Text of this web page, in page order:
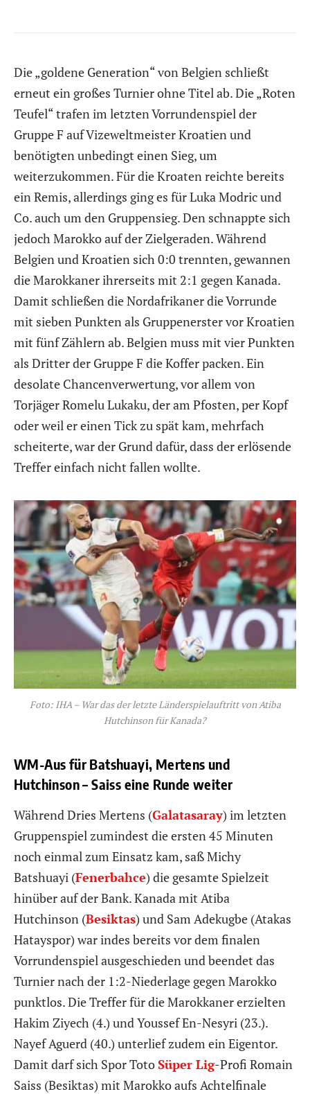
Die „goldene Generation“ von Belgien schließt
erneut ein großes Turnier ohne Titel ab. Die „Roten
Teufel“ trafen im letzten Vorrundenspiel der
Gruppe F auf Vizeweltmeister Kroatien und
benötigten unbedingt einen Sieg, um
weiterzukommen. Für die Kroaten reichte bereits
ein Remis, allerdings ging es für Luka Modric und
Co. auch um den Gruppensieg. Den schnappte sich
jedoch Marokko auf der Zielgeraden. Während
Belgien und Kroatien sich 0:0 trennten, gewannen
die Marokkaner ihrerseits mit 2:1 gegen Kanada.
Damit schließen die Nordafrikaner die Vorrunde
mit sieben Punkten als Gruppenerster vor Kroatien
mit fünf Zählern ab. Belgien muss mit vier Punkten
als Dritter der Gruppe F die Koffer packen. Ein
desolate Chancenverwertung, vor allem von
Torjäger Romelu Lukaku, der am Pfosten, per Kopf
oder weil er einen Tick zu spät kam, mehrfach
scheiterte, war der Grund dafür, dass der erlösende
Treffer einfach nicht fallen wollte.
Foto: IHA – War das der letzte Länderspielauftritt von Atiba
Hutchinson für Kanada?
WM-Aus für Batshuayi, Mertens und
Hutchinson – Saiss eine Runde weiter
Während Dries Mertens (Galatasaray) im letzten
Gruppenspiel zumindest die ersten 45 Minuten
noch einmal zum Einsatz kam, saß Michy
Batshuayi (Fenerbahce) die gesamte Spielzeit
hinüber auf der Bank. Kanada mit Atiba
Hutchinson (Besiktas) und Sam Adekugbe (Atakas
Hatayspor) war indes bereits vor dem finalen
Vorrundenspiel ausgeschieden und beendet das
Turnier nach der 1:2-Niederlage gegen Marokko
punktlos. Die Treffer für die Marokkaner erzielten
Hakim Ziyech (4.) und Youssef En-Nesyri (23.).
Nayef Aguerd (40.) unterlief zudem ein Eigentor.
Damit darf sich Spor TotoSüper Lig-Profi Romain
Saiss (Besiktas) mit Marokko aufs Achtelfinale